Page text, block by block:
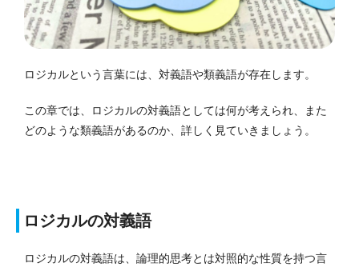
ロジカルという言葉には、対義語や類義語が存在します。
この章では、ロジカルの対義語としては何が考えられ、また
どのような類義語があるのか、詳しく見ていきましょう。
ロジカルの対義語
ロジカルの対義語は、論理的思考とは対照的な性質を持つ言